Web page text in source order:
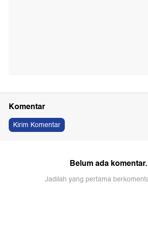
Komentar
Kirim Komentar
Belum ada komentar.
Jadilah yang pertama